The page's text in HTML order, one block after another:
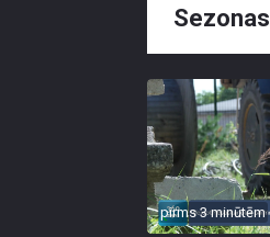
Sezonas
pirms 3 minūtēm